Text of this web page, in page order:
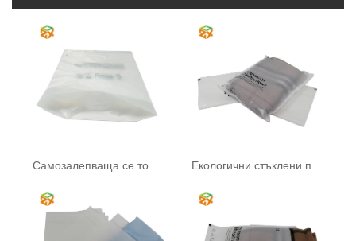
Самозалепваща се торбичка от пергамин